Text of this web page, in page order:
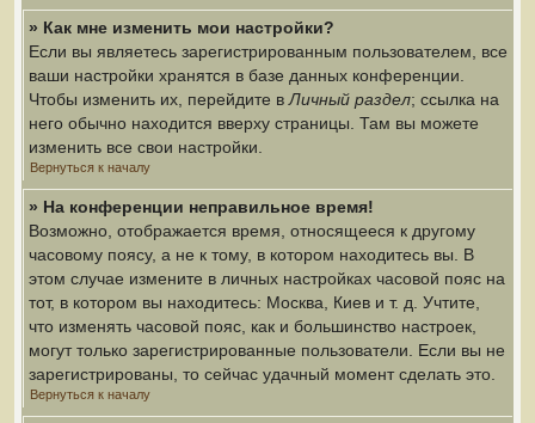
» Как мне изменить мои настройки?
Если вы являетесь зарегистрированным пользователем, все
ваши настройки хранятся в базе данных конференции.
Чтобы изменить их, перейдите в Личный раздел; ссылка на
него обычно находится вверху страницы. Там вы можете
изменить все свои настройки.
Вернуться к началу
» На конференции неправильное время!
Возможно, отображается время, относящееся к другому
часовому поясу, а не к тому, в котором находитесь вы. В
этом случае измените в личных настройках часовой пояс на
тот, в котором вы находитесь: Москва, Киев и т. д. Учтите,
что изменять часовой пояс, как и большинство настроек,
могут только зарегистрированные пользователи. Если вы не
зарегистрированы, то сейчас удачный момент сделать это.
Вернуться к началу